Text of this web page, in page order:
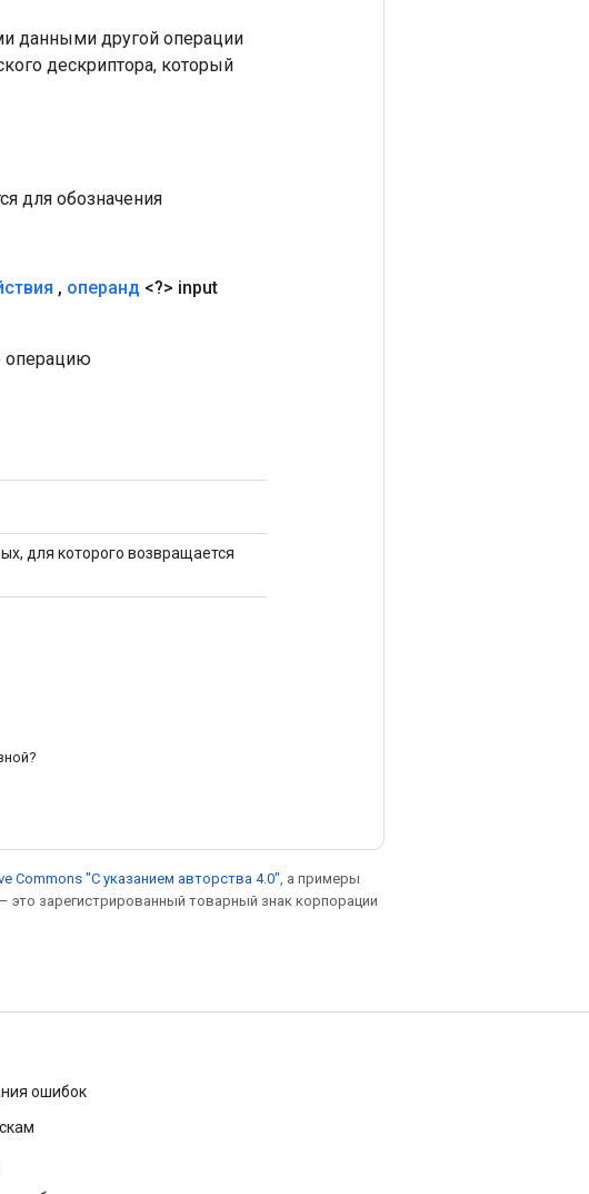
данными другой операции
дескриптора, который
для обозначения
, операнд <?> input
операцию
для которого возвращается
Commons "С указанием авторства 4.0" , а примеры
– это зарегистрированный товарный знак корпорации
ошибок